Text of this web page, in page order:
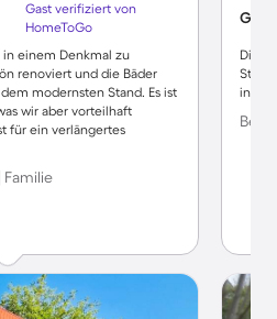
Gast verifiziert von
HomeToGo
in einem Denkmal zu
renoviert und die Bäder
modernsten Stand. Es ist
wir aber vorteilhaft
für ein verlängertes
Familie
Die